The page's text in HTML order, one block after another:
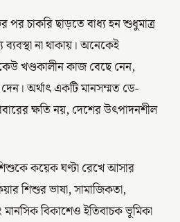
পর চাকরি ছাড়তে বাধ্য হন শুধুমাত্র
না থাকায়। অনেকেই
খণ্ডকালীন কাজ বেছে নেন,
অর্থাৎ একটি মানসম্মত ডে-
ক্ষতি নয়, দেশের উৎপাদনশীল
কয়েক ঘণ্টা রেখে আসার
শিশুর ভাষা, সামাজিকতা,
বিকাশেও ইতিবাচক ভূমিকা